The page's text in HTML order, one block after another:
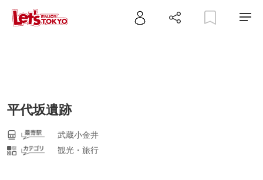
平代坂遺跡
武蔵小金井
観光・旅行